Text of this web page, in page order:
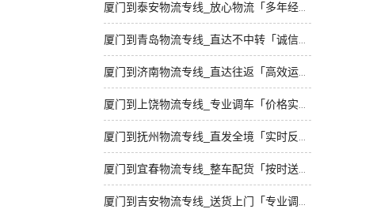
厦门到泰安物流专线_放心物流「多年经验」
厦门到青岛物流专线_直达不中转「诚信为先」
厦门到济南物流专线_直达往返「高效运输」
厦门到上饶物流专线_专业调车「价格实惠」
厦门到抚州物流专线_直发全境「实时反馈」
厦门到宜春物流专线_整车配货「按时送达」
厦门到吉安物流专线_送货上门「专业调车」